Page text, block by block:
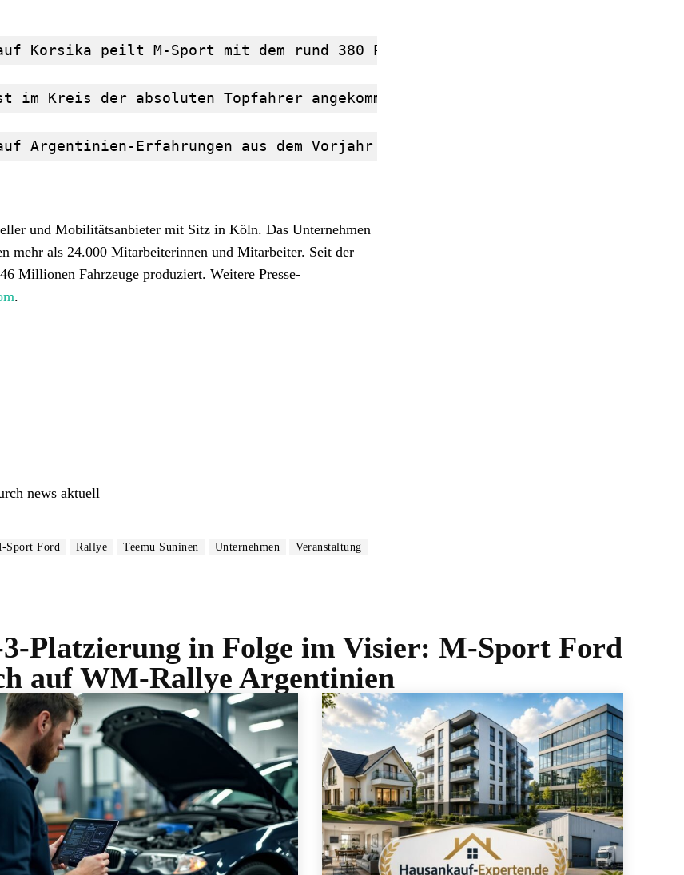
Korsika peilt M-Sport mit dem rund 380 PS starken Ford Fiesta WRC im
Kreis der absoluten Topfahrer angekommen, musste sich 2017 in Argentinien
auf Argentinien-Erfahrungen aus dem Vorjahr aufbauen und will für die eine
und Mobilitätsanbieter mit Sitz in Köln. Das Unternehmen
mehr als 24.000 Mitarbeiterinnen und Mitarbeiter. Seit der
Millionen Fahrzeuge produziert. Weitere Presse-
.
news aktuell
Sport Ford Rallye Teemu Suninen Unternehmen Veranstaltung
Platzierung in Folge im Visier: M-Sport Ford
auf WM-Rallye Argentinien